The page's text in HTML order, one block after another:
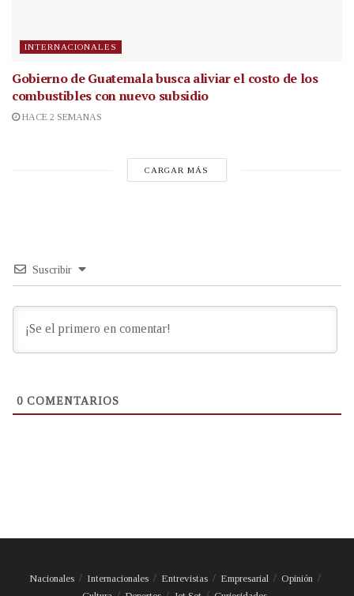
INTERNACIONALES
Gobierno de Guatemala busca aliviar el costo de los
combustibles con nuevo subsidio
HACE 2 SEMANAS
CARGAR MÁS
Suscribir
0 COMENTARIOS
Nacionales Internacionales Entrevistas Empresarial
Opinión